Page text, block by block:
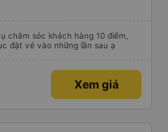
chăm sóc khách hàng 10 điểm,
đặt vé vào những lần sau ạ
Xem giá